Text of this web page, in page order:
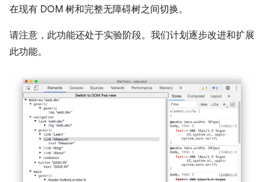
在现有 DOM 树和完整无障碍树之间切换。
请注意，此功能还处于实验阶段。我们计划逐步改进和扩展
此功能。